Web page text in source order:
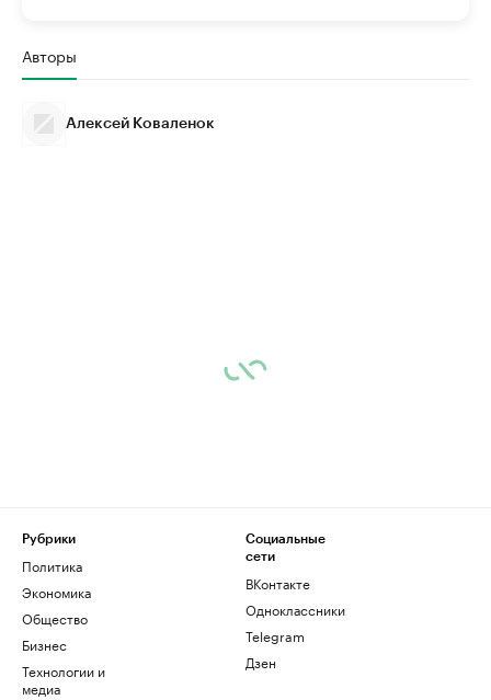
Авторы
Алексей Коваленок
Рубрики
Политика
Экономика
Общество
Бизнес
Технологии и
медиа
Социальные
сети
ВКонтакте
Одноклассники
Telegram
Дзен